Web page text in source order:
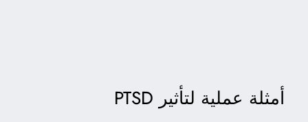
أمثلة عملية لتأثير PTSD